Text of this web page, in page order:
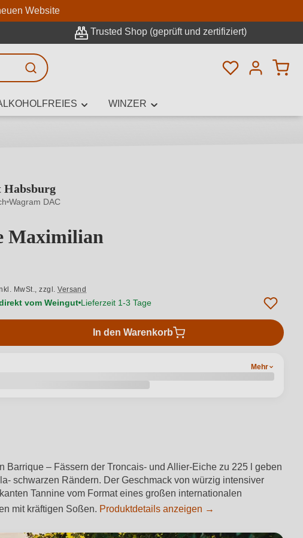
Website
Trusted Shop (geprüft und zertifiziert)
Du hast 0
WINZER
Habsburg
Wagram DAC
Maximilian
MwSt.,zzgl.Versand
vom Weingut Lieferzeit 1-3 Tage
In den Warenkorb
Mehr
– Fässern der Troncais- und Allier-Eiche zu 225 l geben
schwarzen Rändern. Der Geschmack von würzig intensiver
Tannine vom Format eines großen internationalen
mit kräftigen Soßen. Produktdetails anzeigen →
Erweiterte Suche
Weinnamen,